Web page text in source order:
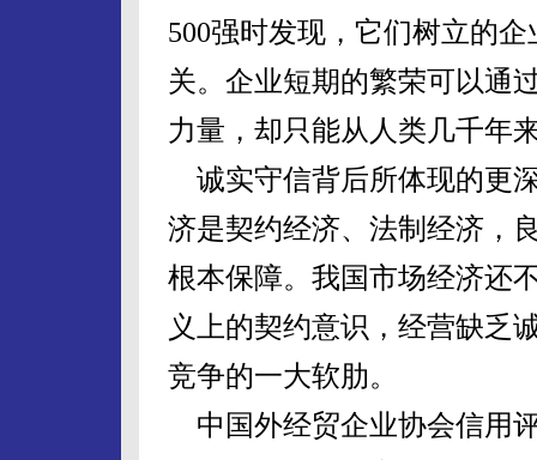
500强时发现，它们树立的
关。企业短期的繁荣可以通
力量，却只能从人类几千
诚实守信背后所体现的更
济是契约经济、法制经济，
根本保障。我国市场经济还
义上的契约意识，经营缺乏
竞争的一大软肋。
中国外经贸企业协会信用